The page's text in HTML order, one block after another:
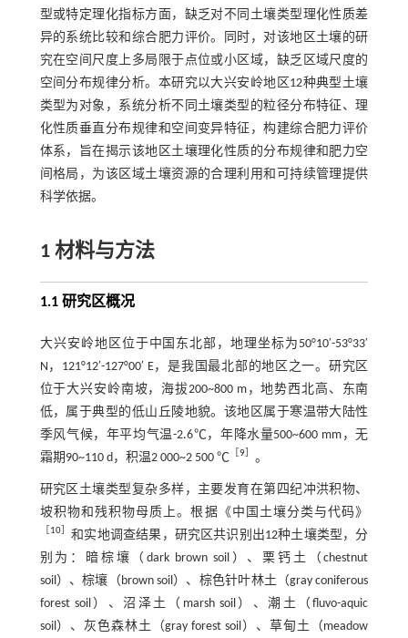
型或特定理化指标方面，缺乏对不同土壤类型理化性质差
异的系统比较和综合肥力评价。同时，对该地区土壤的研
究在空间尺度上多局限于点位或小区域，缺乏区域尺度的
空间分布规律分析。本研究以大兴安岭地区12种典型土壤
类型为对象，系统分析不同土壤类型的粒径分布特征、理
化性质垂直分布规律和空间变异特征，构建综合肥力评价
体系，旨在揭示该地区土壤理化性质的分布规律和肥力空
间格局，为该区域土壤资源的合理利用和可持续管理提供
科学依据。
1 材料与方法
1.1 研究区概况
大兴安岭地区位于中国东北部，地理坐标为50°10′-53°33′
N，121°12′-127°00′ E，是我国最北部的地区之一。研究区
位于大兴安岭南坡，海拔200~800 m，地势西北高、东南
低，属于典型的低山丘陵地貌。该地区属于寒温带大陆性
季风气候，年平均气温-2.6℃，年降水量500~600 mm，无
霜期90~110 d，积温2 000~2 500 ℃ ［9］ 。
研究区土壤类型复杂多样，主要发育在第四纪冲洪积物、
坡积物和残积物母质上。根据《中国土壤分类与代码》
［10］和实地调查结果，研究区共识别出12种土壤类型，分
别为：暗棕壤（dark brown soil）、栗钙土（chestnut
soil）、棕壤（brown soil）、棕色针叶林土（gray coniferous
forest soil）、沼泽土（marsh soil）、潮土（fluvo-aquic
soil）、灰色森林土（gray forest soil）、草甸土（meadow